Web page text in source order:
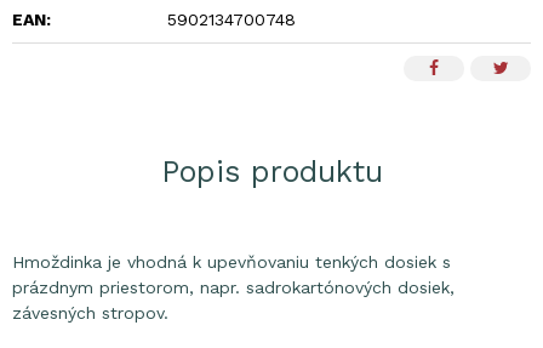
EAN: 5902134700748
Popis produktu
Hmoždinka je vhodná k upevňovaniu tenkých dosiek s
prázdnym priestorom, napr. sadrokartónových dosiek,
závesných stropov.